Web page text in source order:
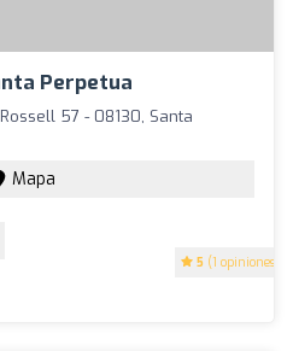
Perpetua
5 (1 opiniones)
57 - 08130, Santa
Mapa